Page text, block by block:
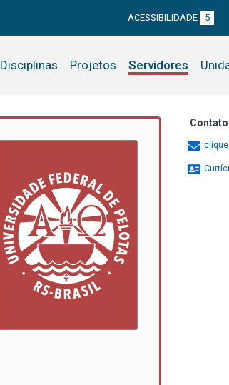
ACESSIBILIDADE 5
Disciplinas Projetos Servidores
clique